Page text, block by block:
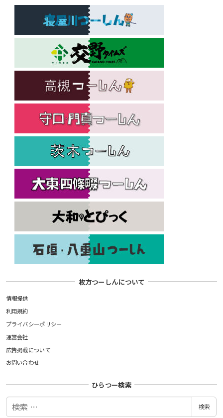
枚方つーしんについて
情報提供
利用規約
プライバシーポリシー
運営会社
広告掲載について
お問い合わせ
ひらつー検索
検
検索